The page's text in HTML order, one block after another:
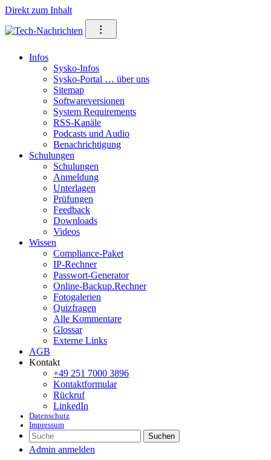
Direkt zum Inhalt
⁝
Infos
Sysko-Infos
Sysko-Portal … über uns
Sitemap
Softwareversionen
System Requirements
RSS-Kanäle
Podcasts und Audio
Benachrichtigung
Schulungen
Schulungen
Anmeldung
Unterlagen
Prüfungen
Feedback
Downloads
Videos
Wissen
Compliance-Paket
IP-Rechner
Passwort-Generator
Online-Backup.Rechner
Fotogalerien
Quizfragen
Alle Kommentare
Glossar
Externe Links
AGB
Kontakt
+49 251 7000 3896
Kontaktformular
Rückruf
LinkedIn
Datenschutz
Impressum
Suchen
Admin anmelden